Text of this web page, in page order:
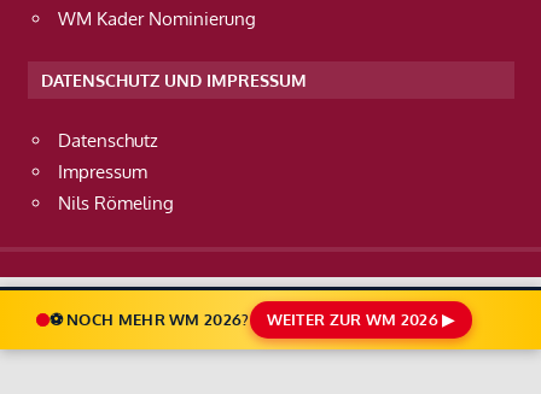
WM Kader Nominierung
DATENSCHUTZ UND IMPRESSUM
Datenschutz
Impressum
Nils Römeling
⚽ NOCH MEHR WM 2026? WEITER ZUR WM 2026 ▶